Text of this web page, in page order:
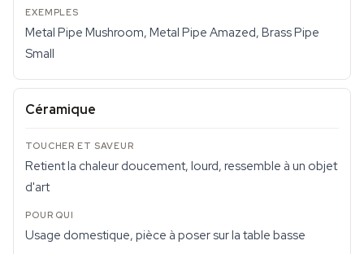
Metal Pipe Mushroom, Metal Pipe Amazed, Brass Pipe
Small
Céramique
Retient la chaleur doucement, lourd, ressemble à un objet
d'art
Usage domestique, pièce à poser sur la table basse